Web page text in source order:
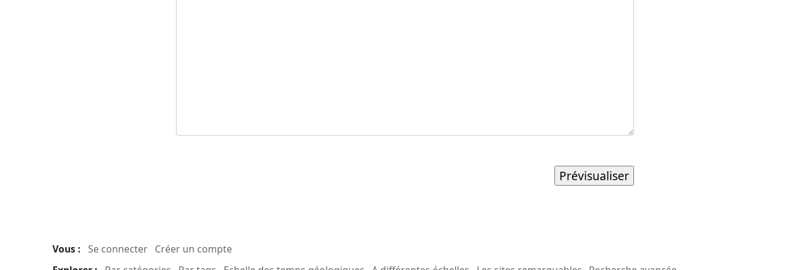
Vous : Se connecter Créer un compte